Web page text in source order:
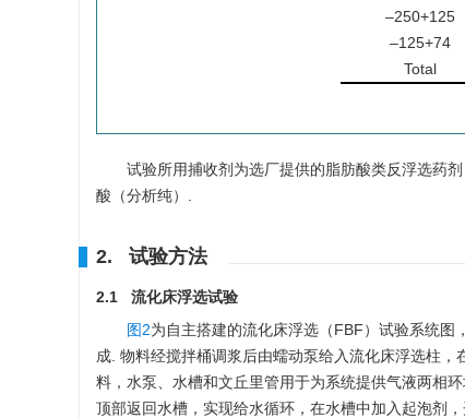
–250+125
–125+74
Total
试验所用捕收剂为选厂提供的脂肪酸类反浮选药
酸（分析纯）.
2. 试验方法
2.1 流化床浮选试验
图2为自主搭建的流化床浮选（FBF）试验系统图
成. 物料经搅拌桶调浆后由蠕动泵给入流化床浮选柱
料，水泵、水槽和文丘里管用于为系统提供气液两相
顶部返回水槽，实现给水循环，在水槽中加入起泡剂